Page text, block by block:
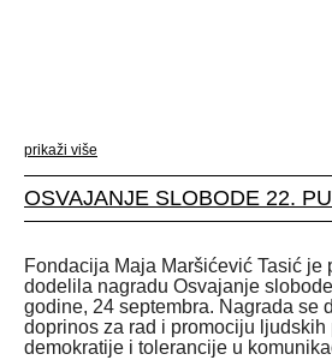
prikaži više
OSVAJANJE SLOBODE 22.
Fondacija Maja Maršićević Tasić je
dodelila nagradu Osvajanje
godine, 24 septembra. Nagrada se
doprinos za rad i promociju ljudskih
demokratije i tolerancije u